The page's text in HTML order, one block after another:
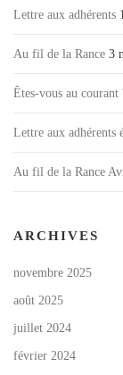
Lettre aux adhérents
Au fil de la Rance 3
Êtes-vous au courant
Lettre aux adhérents
Au fil de la Rance
ARCHIVES
novembre 2025
août 2025
juillet 2024
février 2024